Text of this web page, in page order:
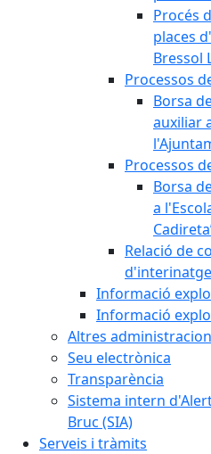
Procés
places
Bressol
Processos
Borsa
auxiliar
Processos
Borsa
a
Relació de
d'interinatge
Informació
Informació
Altres
Seu electrònica
Transparència
Sistema intern
Bruc (SIA)
Serveis i tràmits